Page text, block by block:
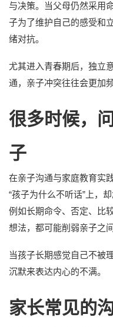
与决策。当父母仍然采用
子为了维护自己的感受和
绪对抗。
尤其进入青春期后，独立
通，亲子冲突往往会更加频
很多时候，
子
在亲子沟通与家庭教育实
“孩子为什么不听话”上，
例如长期命令、否定、比
想法，都可能削弱亲子之
当孩子长期感觉自己不被
沉默来表达内心的不满。
家长常见的